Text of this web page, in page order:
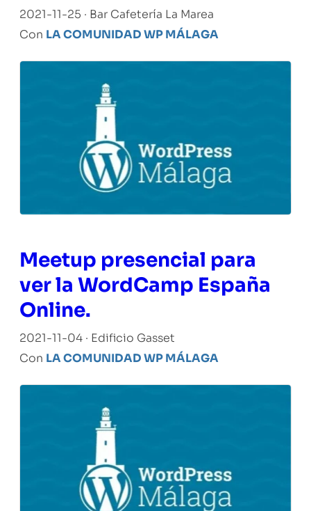
2021-11-25 · Bar Cafetería La Marea
Con LA COMUNIDAD WP MÁLAGA
Meetup presencial para
ver la WordCamp España
Online.
2021-11-04 · Edificio Gasset
Con LA COMUNIDAD WP MÁLAGA